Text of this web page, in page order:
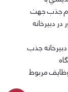
جذب جهت
دبيرخانه
دبيرخانه جذب
مربوط